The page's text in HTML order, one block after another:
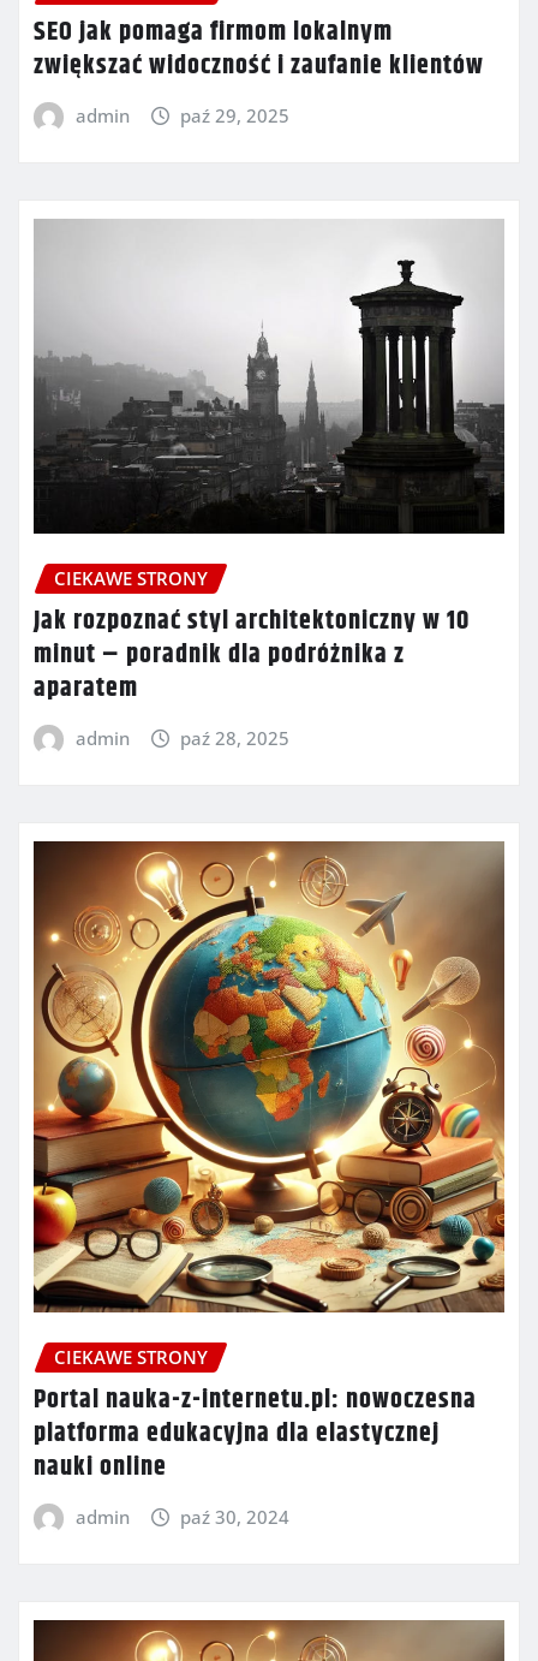
SEO jak pomaga firmom lokalnym
zwiększać widoczność i zaufanie klientów
admin paź 29, 2025
CIEKAWE STRONY
Jak rozpoznać styl architektoniczny w 10
minut – poradnik dla podróżnika z
aparatem
admin paź 28, 2025
CIEKAWE STRONY
Portal nauka-z-internetu.pl: nowoczesna
platforma edukacyjna dla elastycznej
nauki online
admin paź 30, 2024